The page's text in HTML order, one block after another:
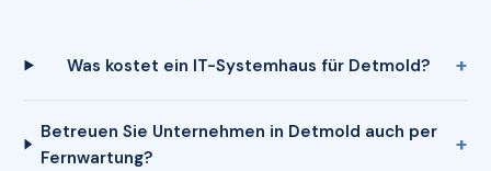
Was kostet ein IT-Systemhaus für Detmold?
Betreuen Sie Unternehmen in Detmold auch per
Fernwartung?